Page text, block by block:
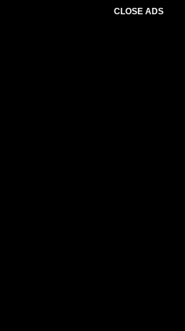
CLOSE ADS